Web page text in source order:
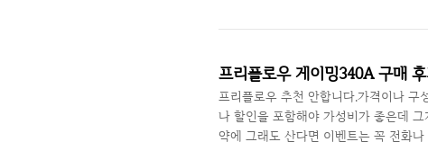
옥션에서는 그냥 제공하는것처럼 보이
프리플로우 게이밍340A 구매
프리플로우 추천 안합니다.가격이나 구
나 할인을 포함해야 가성비가 좋은데
약에 그래도 산다면 이벤트는 꼭 전화